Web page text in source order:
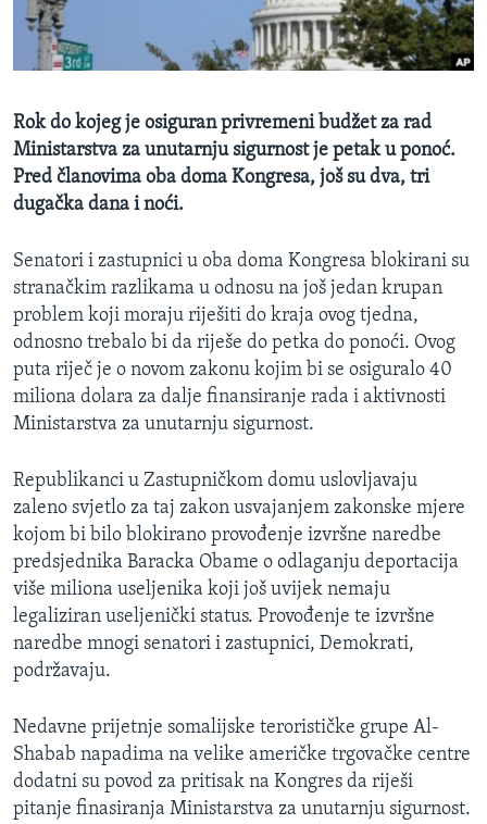
MAGAZIN
O GLASU AMERIKE
Learning English
PRATITE NAS
Jezici
Rok do kojeg je osiguran privremeni budžet za rad
Ministarstva za unutarnju sigurnost je petak u ponoć.
Pred članovima oba doma Kongresa, još su dva, tri
dugačka dana i noći.
Senatori i zastupnici u oba doma Kongresa blokirani su
stranačkim razlikama u odnosu na još jedan krupan
problem koji moraju riješiti do kraja ovog tjedna,
odnosno trebalo bi da riješe do petka do ponoći. Ovog
puta riječ je o novom zakonu kojim bi se osiguralo 40
miliona dolara za dalje finansiranje rada i aktivnosti
Ministarstva za unutarnju sigurnost.
Republikanci u Zastupničkom domu uslovljavaju
zaleno svjetlo za taj zakon usvajanjem zakonske mjere
kojom bi bilo blokirano provođenje izvršne naredbe
predsjednika Baracka Obame o odlaganju deportacija
više miliona useljenika koji još uvijek nemaju
legaliziran useljenički status. Provođenje te izvršne
naredbe mnogi senatori i zastupnici, Demokrati,
podržavaju.
Nedavne prijetnje somalijske terorističke grupe Al-
Shabab napadima na velike američke trgovačke centre
dodatni su povod za pritisak na Kongres da riješi
pitanje finasiranja Ministarstva za unutarnju sigurnost.